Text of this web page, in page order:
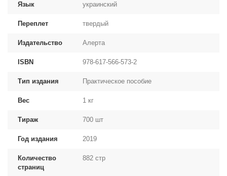
Язык украинский
Переплет твердый
Издательство Алерта
ISBN 978-617-566-573-2
Тип издания Практическое пособие
Вес 1 кг
Тираж 700 шт
Год издания 2019
Количество
страниц
882 стр